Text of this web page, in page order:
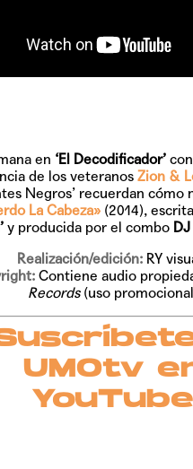
en ‘El Decodificador’
de los veteranos Zion &
Negros’ recuerdan cómo
La Cabeza»(2014),
y producida por el combo
Realización/edición: RY
Contiene audio
Records(uso
UMOtv
YouTube